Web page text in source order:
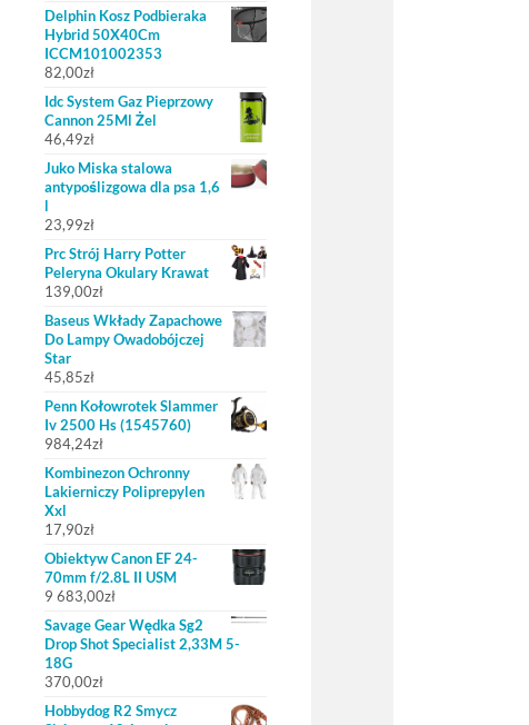
Delphin Kosz Podbieraka
Hybrid 50X40Cm
ICCM101002353
82,00zł
Idc System Gaz Pieprzowy
Cannon 25Ml Żel
46,49zł
Juko Miska stalowa
antypoślizgowa dla psa 1,6
l
23,99zł
Prc Strój Harry Potter
Peleryna Okulary Krawat
139,00zł
Baseus Wkłady Zapachowe
Do Lampy Owadobójczej
Star
45,85zł
Penn Kołowrotek Slammer
Iv 2500 Hs (1545760)
984,24zł
Kombinezon Ochronny
Lakierniczy Poliprepylen
Xxl
17,90zł
Obiektyw Canon EF 24-
70mm f/2.8L II USM
9 683,00zł
Savage Gear Wędka Sg2
Drop Shot Specialist 2,33M 5-
18G
370,00zł
Hobbydog R2 Smycz